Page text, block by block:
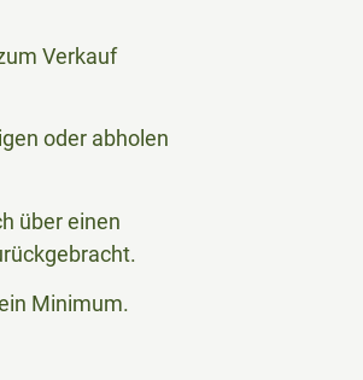
Verkauf
oder abholen
über einen
Minimum.